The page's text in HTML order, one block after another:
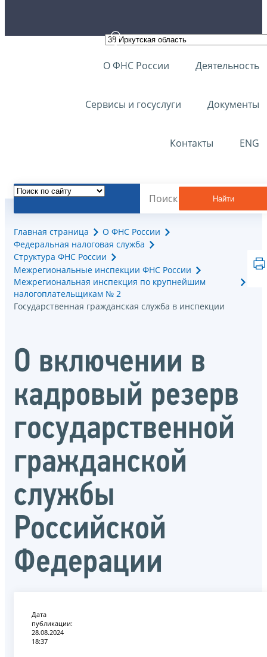
О ФНС России Деятельность
Сервисы и госуслуги Документы
Контакты ENG
Найти
Главная страница
О ФНС России
Федеральная налоговая служба
Структура ФНС России
Межрегиональные инспекции ФНС России
Межрегиональная инспекция по крупнейшим
налогоплательщикам № 2
Государственная гражданская служба в инспекции
О включении в
кадровый резерв
государственной
гражданской
службы
Российской
Федерации
Дата
публикации:
28.08.2024
18:37